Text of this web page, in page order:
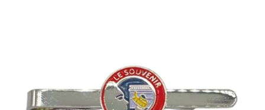
AJOUTER AU PANIER
/
DÉTAILS